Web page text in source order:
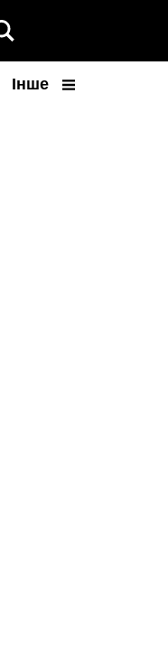
Інше